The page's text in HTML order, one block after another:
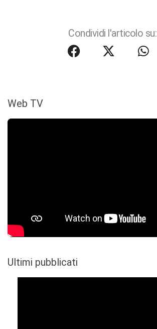
Condividi l'articolo su:
Web TV
Ultimi pubblicati